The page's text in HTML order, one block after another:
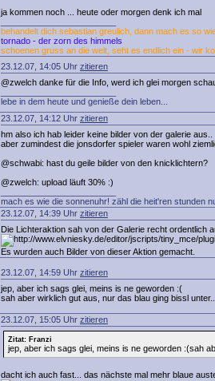
ja kommen noch ... heute oder morgen denk ich mal
behandelt dich sebastian greulich, dann mach es so
tornado - der zorn des himmels
schoenen gruss an die welt, seht es endlich ein - wir
23.12.07, 14:05 Uhr zitieren
@zwelch danke für die Info, werd ich glei morgen
lebe in dem heute und genieße dein leben...
23.12.07, 14:12 Uhr zitieren
hm also ich hab leider keine bilder von der galerie
aber zumindest die jonsdorfer spieler waren wohl
@schwabi: hast du geile bilder von den knicklichtern?
@zwelch: upload läuft 30% :)
mach es wie die sonnenuhr! zähl die heit'ren stunden
23.12.07, 14:39 Uhr zitieren
Die Lichteraktion sah von der Galerie recht ordentlich
Es wurden auch Bilder von dieser Aktion gemacht.
23.12.07, 14:59 Uhr zitieren
jep, aber ich sags glei, meins is ne geworden :(
sah aber wirklich gut aus, nur das blau ging bissl
23.12.07, 15:05 Uhr zitieren
Zitat: Franzi
jep, aber ich sags glei, meins is ne geworden :(sah
dacht ich auch fast... das nächste mal mehr blaue